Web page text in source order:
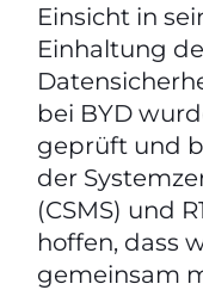
Einsicht in
Einhaltung
bei BYD
geprüft und
der
(CSMS) und
hoffen, dass
gemeinsam